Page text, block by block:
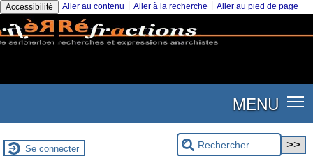
Accessibilité Aller au contenu Aller à la recherche Aller au pied de page
MENU
Se connecter